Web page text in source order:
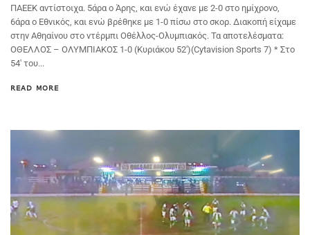
ΠΑΕΕΚ αντίστοιχα. 5άρα ο Άρης, και ενώ έχανε με 2-0 στο ημίχρονο,
6άρα ο Εθνικός, και ενώ βρέθηκε με 1-0 πίσω στο σκορ. Διακοπή είχαμε
στην Αθηαίνου στο ντέρμπι Οθέλλος-Ολυμπιακός. Τα αποτελέσματα:
ΟΘΕΛΛΟΣ – ΟΛΥΜΠΙΑΚΟΣ 1-0 (Κυριάκου 52′)(Cytavision Sports 7) * Στο
54′ του...
READ MORE